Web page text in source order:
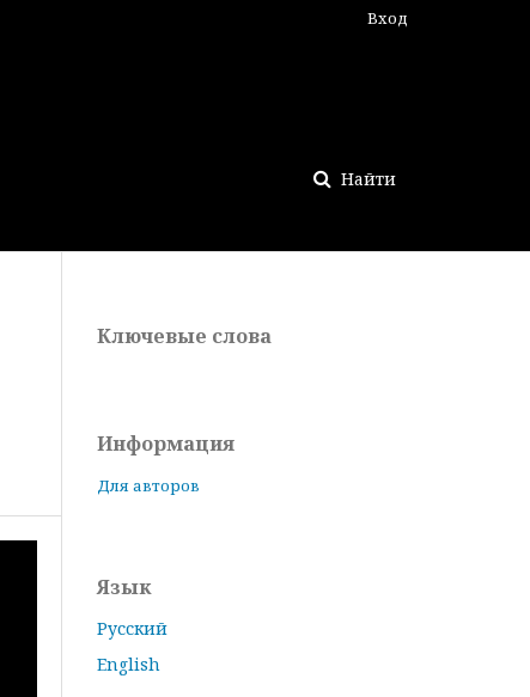
Найти
Вход
Ключевые слова
Информация
Для авторов
Язык
Русский
English